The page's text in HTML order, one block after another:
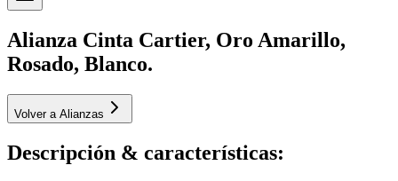
Alianza Cinta Cartier, Oro Amarillo,
Rosado, Blanco.
Volver a Alianzas
Descripción & características: